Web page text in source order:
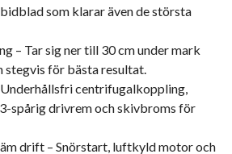
som klarar även de största
– Tar sig ner till 30 cm under mark
stegvis för bästa resultat.
centrifugalkoppling,
spårig drivrem och skivbroms för
drift – Snörstart, luftkyld motor och